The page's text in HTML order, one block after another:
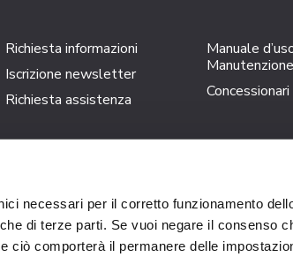
necessari per il corretto funzionamento
di terze parti. Se vuoi negare il consenso
ciò comporterà il permanere delle
Richiesta informazioni
Iscrizione newsletter
Richiesta assistenza
Manuale
Manutenzione
Loc. Cusona – 53037 San
18.000.000 i.v.Tel.+39 0577-6501